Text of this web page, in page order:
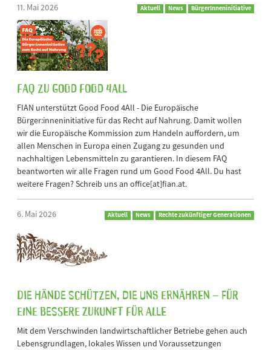
11. Mai 2026 Aktuell News BürgerInneninitiative
FAQ zu Good Food 4All
FIAN unterstützt Good Food 4All - Die Europäische
Bürger:inneninitiative für das Recht auf Nahrung. Damit wollen
wir die Europäische Kommission zum Handeln auffordern, um
allen Menschen in Europa einen Zugang zu gesunden und
nachhaltigen Lebensmitteln zu garantieren. In diesem FAQ
beantworten wir alle Fragen rund um Good Food 4All. Du hast
weitere Fragen? Schreib uns an office[at]fian.at.
6. Mai 2026 Aktuell News Rechte zukünftiger Generationen
Die Hände schützen, die uns ernähren – für
eine bessere Zukunft für alle
Mit dem Verschwinden landwirtschaftlicher Betriebe gehen auch
Lebensgrundlagen, lokales Wissen und Voraussetzungen